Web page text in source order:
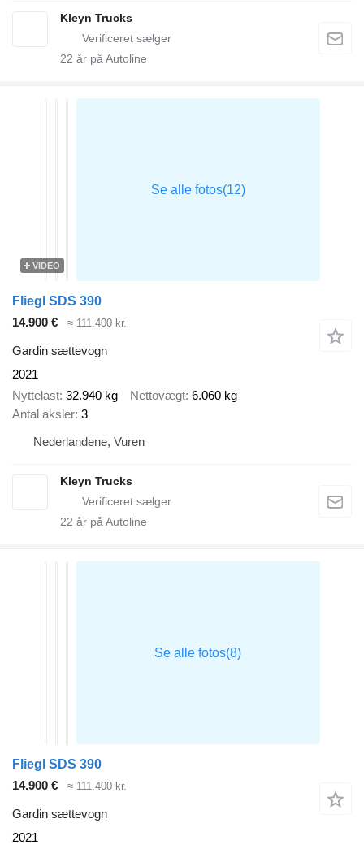
Kleyn Trucks
22 år på Autoline
VIDEO
Fliegl SDS 390
14.900 €
≈ 111.400 kr.
Gardin sættevogn
2021
Nyttelast 32.940 kg Nettovægt 6.060 kg
Antal aksler 3
Nederlandene, Vuren
Kleyn Trucks
22 år på Autoline
Fliegl SDS 390
14.900 €
≈ 111.400 kr.
Gardin sættevogn
2021